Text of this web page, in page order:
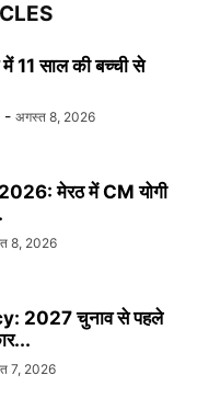
में 11 साल की बच्ची से
- अगस्त 8, 2026
मेरठ में CM योगी
8, 2026
2027 चुनाव से पहले
7, 2026